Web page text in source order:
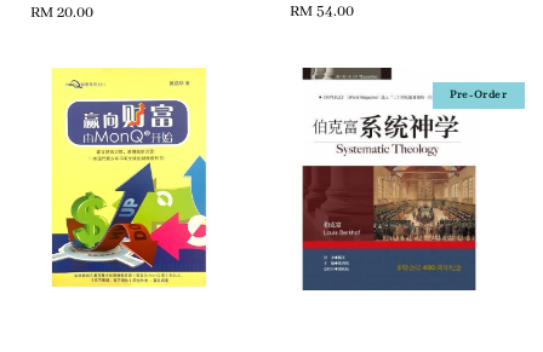
Regular
RM 20.00
Regular
RM 54.00
Pre-Order